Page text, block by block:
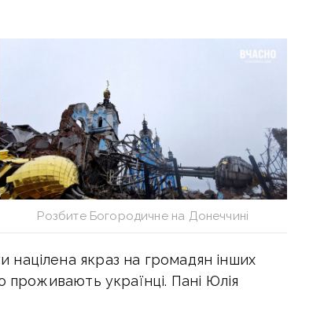
Розбите Богородичне на Донеччині
якраз на громадян інших
проживають українці. Пані Юлія